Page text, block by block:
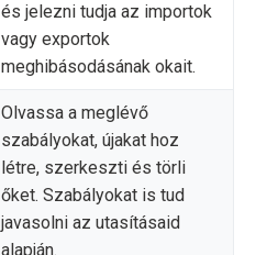
és jelezni tudja az importok
vagy exportok
meghibásodásának okait.
Olvassa a meglévő
szabályokat, újakat hoz
létre, szerkeszti és törli
őket. Szabályokat is tud
javasolni az utasításaid
alapján.